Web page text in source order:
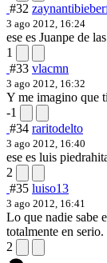
#32
3 ago 2012, 16:24
ese es Juanpe de
1
#33 vlacmn
3 ago 2012, 16:32
Y me imagino que
-1
#34 raritodelto
3 ago 2012, 16:40
ese es luis
2
#35 luiso13
3 ago 2012, 16:41
Lo que nadie sabe
totalmente en serio.
2